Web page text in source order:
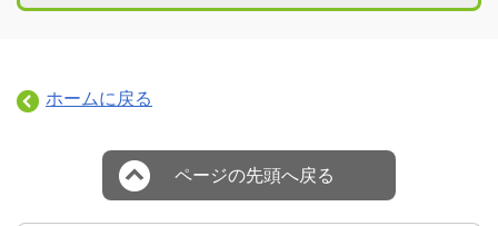
ホームに戻る
ページの先頭へ戻る